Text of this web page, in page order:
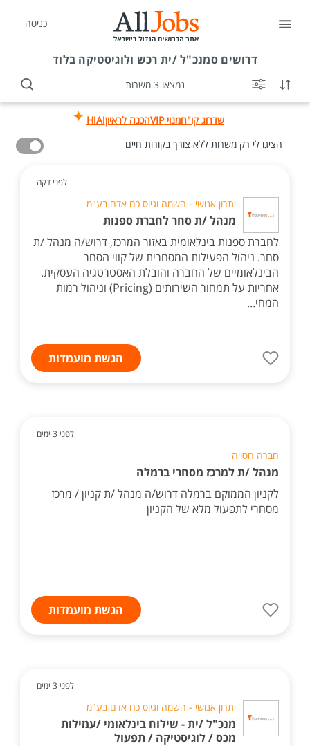
כניסה
דרושיםסמנכ"ל /ית רכש ולוגיסטיקה בלוד
נמצאו 3 משרות
שדרוג קו"חמנוי VIP הכנה לראיוןHiAi
הציגו לי רק משרות ללא צורך בקורות חיים
לפני דקה
יתרון אנושי - השמה וגיוס כח אדם בע"מ
מנהל /ת סחר לחברת ספנות
לחברת ספנות בינלאומית באזור המרכז, דרוש/ה מנהל /ת
סחר. ניהול הפעילות המסחרית של קווי הסחר
הבינלאומיים של החברה והובלת האסטרטגיה העסקית.
אחריות על תמחור השירותים (Pricing) וניהול רמות
המחי...
הגשת מועמדות
לפני 3 ימים
חברה חסויה
מנהל /ת למרכז מסחרי ברמלה
לקניון הממוקם ברמלה דרוש/ה מנהל /ת קניון / מרכז
מסחרי לתפעול מלא של הקניון
הגשת מועמדות
לפני 3 ימים
יתרון אנושי - השמה וגיוס כח אדם בע"מ
מנכ"ל /ית - שילוח בינלאומי /עמילות
מכס / לוגיסטיקה / תפעול